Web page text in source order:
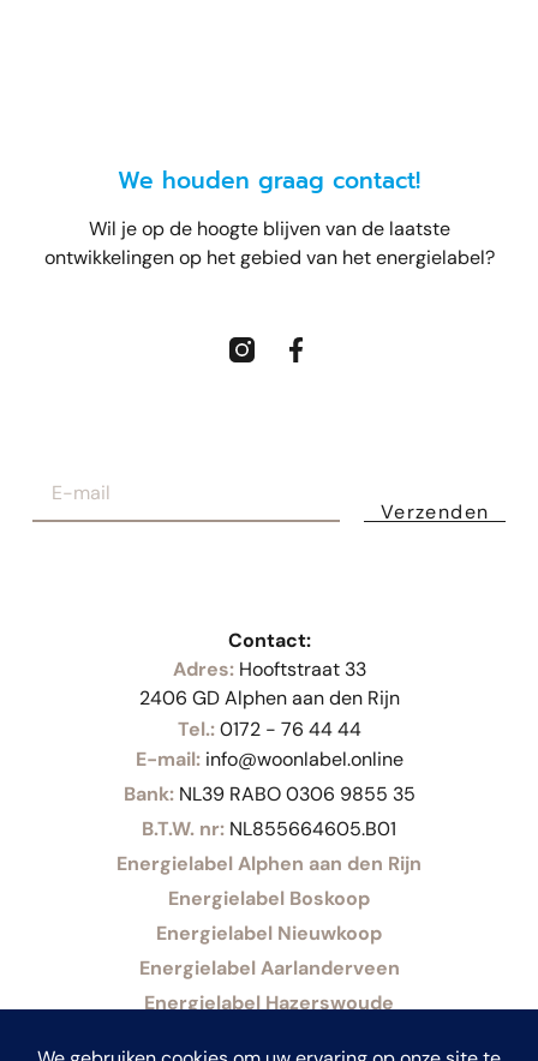
We houden graag contact!
Wil je op de hoogte blijven van de laatste
ontwikkelingen op het gebied van het energielabel?
Verzenden
Contact:
Adres: Hooftstraat 33
2406 GD Alphen aan den Rijn
Tel.: 0172 - 76 44 44
E-mail: info@woonlabel.online
Bank: NL39 RABO 0306 9855 35
B.T.W. nr: NL855664605.B01
Energielabel Alphen aan den Rijn
Energielabel Boskoop
Energielabel Nieuwkoop
Energielabel Aarlanderveen
Energielabel Hazerswoude